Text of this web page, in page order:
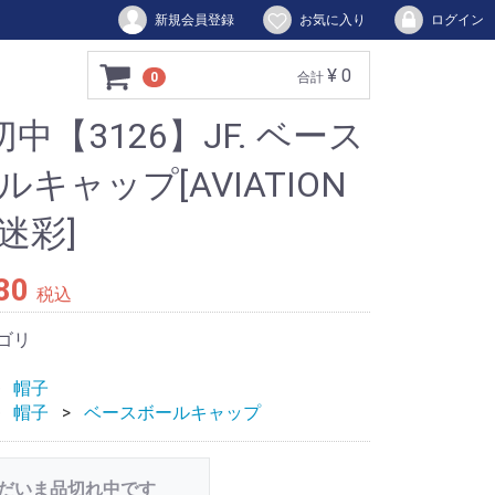
新規会員登録 お気に入り ログイン
0 合計 ¥ 0
中【3126】JF. ベース
キャップ[AVIATION
彩]
税込
リ
帽子
帽子 ベースボールキャップ
いま品切れ中です